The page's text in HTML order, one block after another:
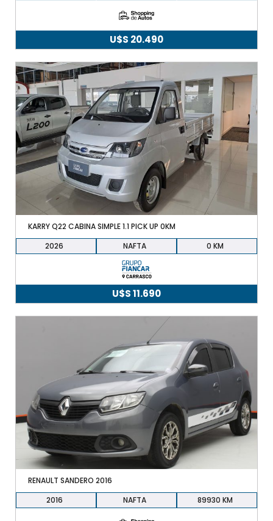
U$S 20.490
KARRY Q22 CABINA SIMPLE 1.1 PICK UP 0KM
2026
NAFTA 0
U$S11.690
RENAULT SANDERO 2016
2016
NAFTA 89930